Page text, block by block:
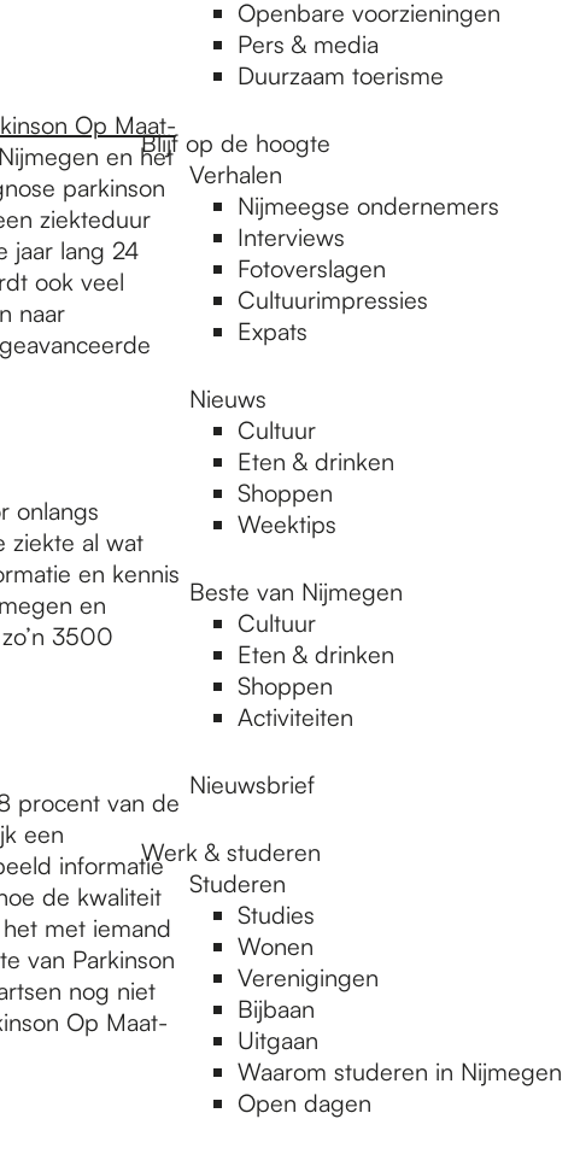
Openbare voorzieningen
Pers & media
Duurzaam toerisme
Blijf op de hoogte
Verhalen
Nijmeegse ondernemers
Interviews
Fotoverslagen
Cultuurimpressies
Expats
Nieuws
Cultuur
Eten & drinken
Shoppen
Weektips
Beste van Nijmegen
Cultuur
Eten & drinken
Shoppen
Activiteiten
Nieuwsbrief
Werk & studeren
Studeren
Studies
Wonen
Verenigingen
Bijbaan
Uitgaan
Waarom studeren in Nijmegen
Open dagen
Op Maat-
en het
parkinson
ziekteduur
jaar lang 24
ook veel
naar
onlangs
ziekte al wat
en kennis
en
3500
procent van de
een
informatie
de kwaliteit
met iemand
van Parkinson
nog niet
Op Maat-